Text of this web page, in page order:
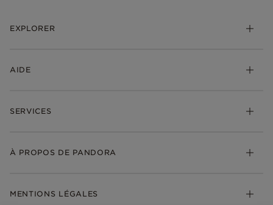
EXPLORER
Bijoux
Trouver une boutique
AIDE
Suivre ma commande
Échanges et retours
Prix en ligne et en boutique
SERVICES
Gravure
À PROPOS DE PANDORA
Carrières
MENTIONS LÉGALES